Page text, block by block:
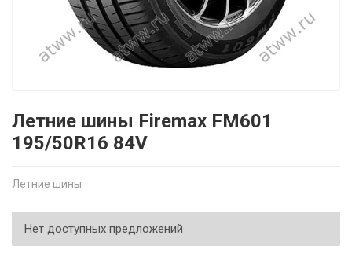
Летние шины Firemax FM601
195/50R16 84V
Летние шины
Нет доступных предложений